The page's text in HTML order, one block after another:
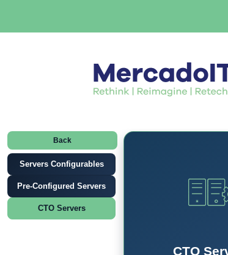
Back
Servers Configurables
Pre-Configured Servers
CTO Servers
CTO